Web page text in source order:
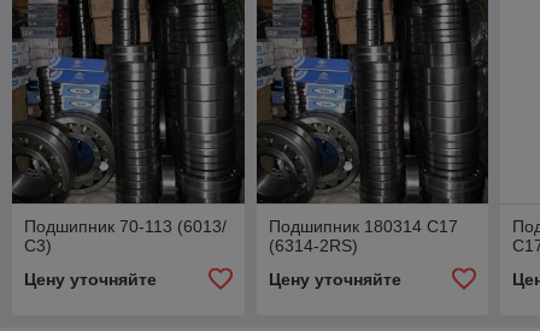
Подшипник 70-113 (6013/
С3)
Цену уточняйте
Подшипник 180314 С17
(6314-2RS)
Цену уточняйте